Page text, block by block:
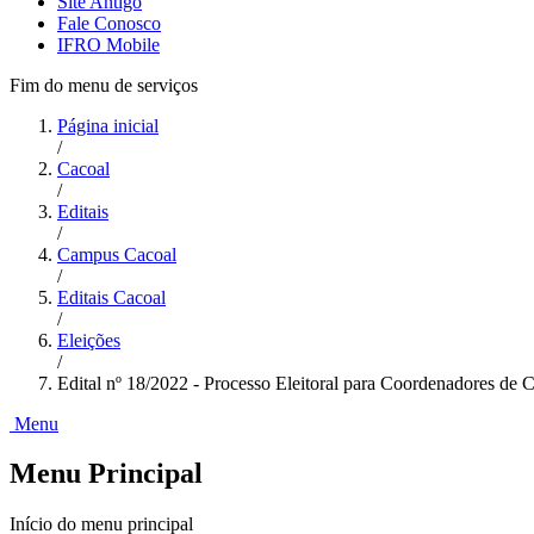
Fale Conosco
IFRO Mobile
Fim do menu de serviços
Página inicial
/
Cacoal
/
Editais
/
Campus Cacoal
/
Editais Cacoal
/
Eleições
/
Edital nº 18/2022 - Processo Eleitoral para Coordenadores de
Menu
Menu Principal
Início do menu principal